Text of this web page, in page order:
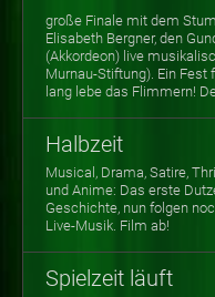
große Finale mit dem
Elisabeth Bergner, den
(Akkordeon) live
Murnau-Stiftung). Ein Fest
lang lebe das Flimmern!
Halbzeit
Musical, Drama, Satire,
und Anime: Das erste
Geschichte, nun folgen
Live-Musik. Film ab!
Spielzeit läuft